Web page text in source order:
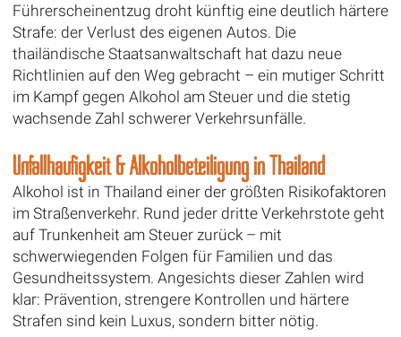
Führerscheinentzug droht künftig eine deutlich härtere
Strafe: der Verlust des eigenen Autos. Die
thailändische Staatsanwaltschaft hat dazu neue
Richtlinien auf den Weg gebracht – ein mutiger Schritt
im Kampf gegen Alkohol am Steuer und die stetig
wachsende Zahl schwerer Verkehrsunfälle.
Unfallhäufigkeit & Alkoholbeteiligung in Thailand
Alkohol ist in Thailand einer der größten Risikofaktoren
im Straßenverkehr. Rund jeder dritte Verkehrstote geht
auf Trunkenheit am Steuer zurück – mit
schwerwiegenden Folgen für Familien und das
Gesundheitssystem. Angesichts dieser Zahlen wird
klar: Prävention, strengere Kontrollen und härtere
Strafen sind kein Luxus, sondern bitter nötig.